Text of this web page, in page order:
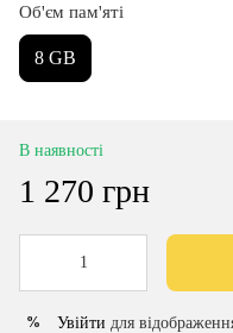
Об'єм пам'яті
8 GB
В наявності
1 270 грн
% Увійти для